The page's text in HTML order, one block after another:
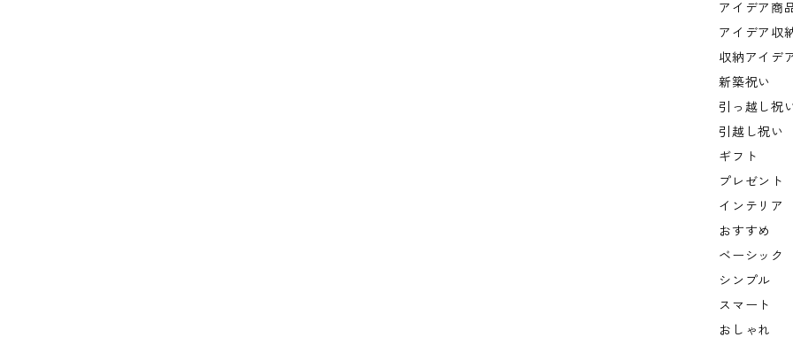
アイデア商
アイデア収
収納アイデ
新築祝い
引っ越し祝
引越し祝い
ギフト
プレゼント
インテリア
おすすめ
ベーシック
シンプル
スマート
おしゃれ